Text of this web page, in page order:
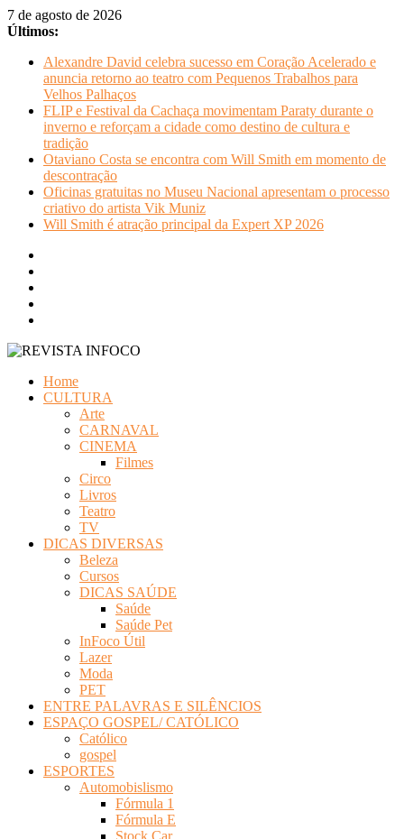
Pular
para
conteúdo
7 de agosto de 2026
Últimos:
Alexandre David celebra sucesso em Coração Acelerado e
anuncia retorno ao teatro com Pequenos Trabalhos para
Velhos Palhaços
FLIP e Festival da Cachaça movimentam Paraty durante o
inverno e reforçam a cidade como destino de cultura e
tradição
Otaviano Costa se encontra com Will Smith em momento de
descontração
Oficinas gratuitas no Museu Nacional apresentam o processo
criativo do artista Vik Muniz
Will Smith é atração principal da Expert XP 2026
INFOCO
Home
CULTURA
Arte
CARNAVAL
CINEMA
Filmes
Circo
Livros
Teatro
TV
DICAS DIVERSAS
Beleza
Cursos
DICAS SAÚDE
Saúde
Saúde Pet
InFoco Útil
Lazer
Moda
PET
ENTRE PALAVRAS E SILÊNCIOS
ESPAÇO GOSPEL/ CATÓLICO
Católico
gospel
ESPORTES
Automobislismo
Fórmula 1
Fórmula E
Stock Car